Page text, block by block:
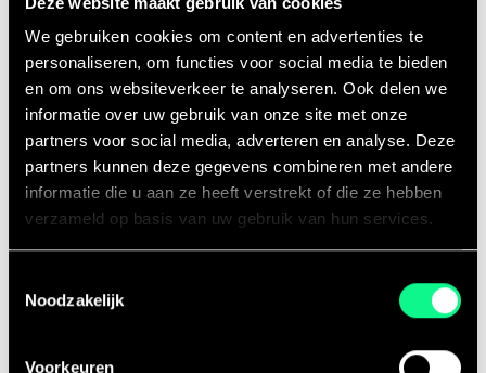
We gebruiken cookies om content en advertenties te
personaliseren, om functies voor social media te bieden
en om ons websiteverkeer te analyseren. Ook delen we
informatie over uw gebruik van onze site met onze
partners voor social media, adverteren en analyse. Deze
partners kunnen deze gegevens combineren met andere
informatie die u aan ze heeft verstrekt of die ze hebben
verzameld op basis van uw gebruik van hun services.
Noodzakelijk
Voorkeuren
Video én tekst
Liever lezen of liever kijken? Alle ondersteuning
is er in beide vormen, in eenvoudige taal en
korte stukjes.